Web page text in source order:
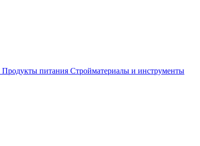
Продукты питания Стройматериалы и инструменты